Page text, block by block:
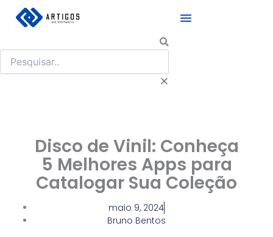
para
conteúdo
Disco de Vinil: Conheça
5 Melhores Apps para
Catalogar Sua Coleção
maio 9, 2024
Bruno Bentos